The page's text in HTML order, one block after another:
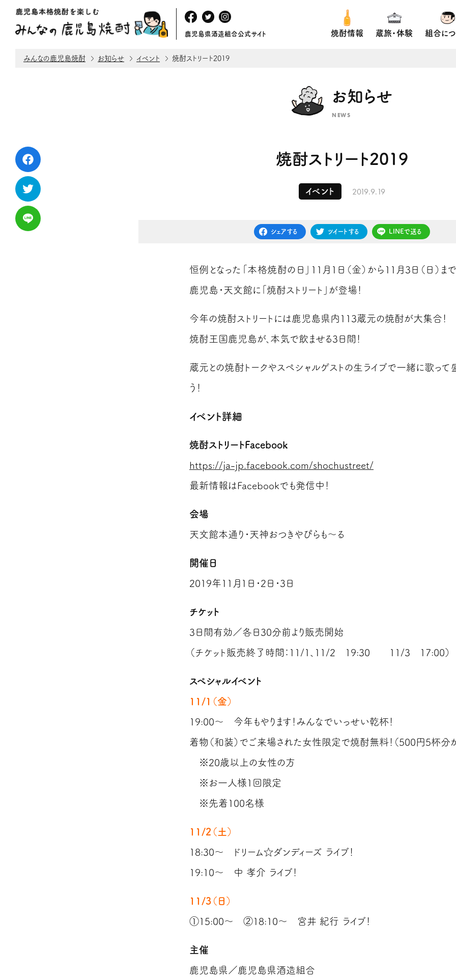
鹿児島県酒造組合公式サイト 焼酎情報 蔵旅・体験 組合に
みんなの鹿児島焼酎 お知らせ イベント 焼酎ストリート2019
お知らせ
NEWS
焼酎ストリート2019
イベント 2019.9.19
シェアする ツイートする LINEで送る
恒例となった「本格焼酎の日」11月1日（金）から11月3日（日）ま
鹿児島・天文館に「焼酎ストリート」が登場！
今年の焼酎ストリートには鹿児島県内113蔵元の焼酎が大集合！
焼酎王国鹿児島が、本気で飲ませる3日間！
蔵元との焼酎トークやスペシャルゲストの生ライブで一緒に歌って
う！
イベント詳細
焼酎ストリートFacebook
https://ja-jp.facebook.com/shochustreet/
最新情報はFacebookでも発信中！
会場
天文館本通り・天神おつきやぴらも～る
開催日
2019年11月1日・2日・3日
チケット
3日間有効／各日30分前より販売開始
（チケット販売終了時間：11/1、11/2 19:30 11/3 17:00）
スペシャルイベント
11/1（金）
19:00～ 今年もやります！みんなでいっせい乾杯！
着物（和装）でご来場された女性限定で焼酎無料！（500円5杯分
※20歳以上の女性の方
※お一人様1回限定
※先着100名様
11/2（土）
18:30～ ドリーム☆ダンディーズ ライブ！
19:10～ 中 孝介 ライブ！
11/3（日）
①15:00～ ②18:10～ 宮井 紀行 ライブ！
主催
鹿児島県／鹿児島県酒造組合